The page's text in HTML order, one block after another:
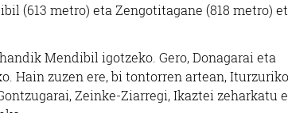
(613 metro) eta Zengotitagane (818 metro)
Mendibil igotzeko. Gero, Donagarai eta
Hain zuzen ere, bi tontorren artean, Iturzuriko
Zeinke-Ziarregi, Ikaztei zeharkatu